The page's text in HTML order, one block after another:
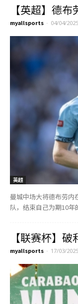
【英超】德
myallsports - 04/04/2025
英超
曼城中场大将德布劳内
队，结束自己为期10年
【联赛杯】
myallsports - 17/03/2025